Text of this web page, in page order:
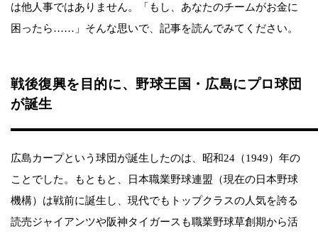
は他人事ではありません。「もし、あなたのチームがお金に
困ったら……」そんな思いで、記事を読んでみてください。
戦後復興を目的に、野球王国・広島にプロ球団
が誕生
広島カープという球団が誕生したのは、昭和24（1949）年の
ことでした。もともと、日本職業野球連盟（現在の日本野球
機構）は戦前に誕生し、現代でもトップクラスの人気を誇る
読売ジャイアンツや阪神タイガースも職業野球草創期から活